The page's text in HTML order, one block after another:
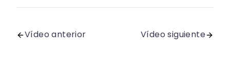
Vídeo anterior Vídeo siguiente